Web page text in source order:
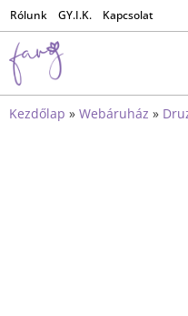
Rólunk GY.I.K. Kapcsolat
Kezdőlap » Webáruház »